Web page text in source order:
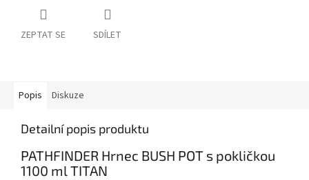
ZEPTAT SE SDÍLET
Popis Diskuze
Detailní popis produktu
PATHFINDER Hrnec BUSH POT s pokličkou
1100 ml TITAN